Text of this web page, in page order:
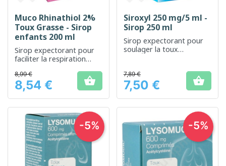
Muco Rhinathiol 2%
Toux Grasse - Sirop
enfants 200 ml
Sirop expectorant pour
faciliter la respiration
Prix
8,99 €
8,54 € 
Siroxyl 250 mg/5 ml -
Sirop 250 ml
Sirop expectorant pour
soulager la toux
Prix
7,89 €
7,50 € 
-5% -5%